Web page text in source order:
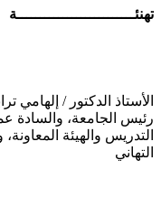
تهنئــــــــــــــــــــــــــة
التهاني